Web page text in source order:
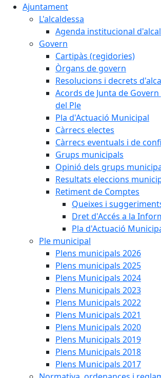
Ajuntament
L'alcaldessa
Agenda institucional
Govern
Cartipàs (regidories)
Òrgans de govern
Resolucions i decrets
Acords de Junta de
del Ple
Pla d'Actuació Municipal
Càrrecs electes
Càrrecs eventuals i de
Grups municipals
Opinió dels grups
Resultats eleccions
Retiment de Comptes
Queixes i
Dret d'Accés a la
Pla d'Actuació
Ple municipal
Plens municipals 2026
Plens municipals 2025
Plens Municipals 2024
Plens Municipals 2023
Plens Municipals 2022
Plens Municipals 2021
Plens Municipals 2020
Plens Municipals 2019
Plens Municipals 2018
Plens Municipals 2017